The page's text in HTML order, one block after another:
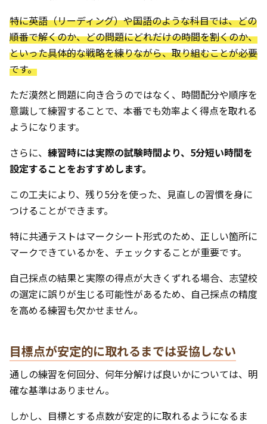
特に英語（リーディング）や国語のような科目では、どの
順番で解くのか、どの問題にどれだけの時間を割くのか、
といった具体的な戦略を練りながら、取り組むことが必要
です。
ただ漠然と問題に向き合うのではなく、時間配分や順序を
意識して練習することで、本番でも効率よく得点を取れる
ようになります。
さらに、 練習時には実際の試験時間より、5分短い時間を
設定することをおすすめします。
この工夫により、残り5分を使った、見直しの習慣を身に
つけることができます。
特に共通テストはマークシート形式のため、正しい箇所に
マークできているかを、チェックすることが重要です。
自己採点の結果と実際の得点が大きくずれる場合、志望校
の選定に誤りが生じる可能性があるため、自己採点の精度
を高める練習も欠かせません。
目標点が安定的に取れるまでは妥協しない
通しの練習を何回分、何年分解けば良いかについては、明
確な基準はありません。
しかし、目標とする点数が安定的に取れるようになるま